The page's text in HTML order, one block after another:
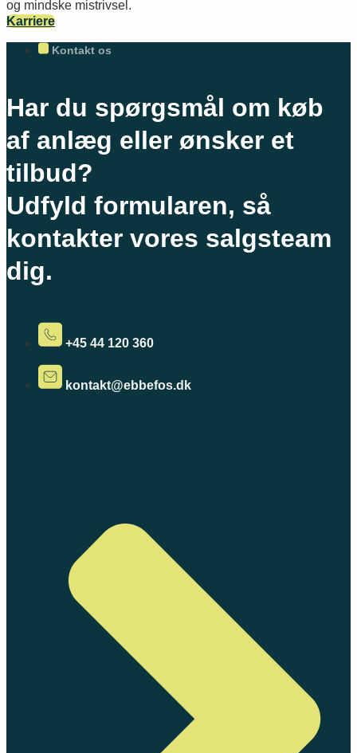
og mindske mistrivsel.
Karriere
Kontakt os
Har du spørgsmål om køb
af anlæg eller ønsker et
tilbud?
Udfyld formularen, så
kontakter vores salgsteam
dig.
+45 44 120 360
kontakt@ebbefos.dk